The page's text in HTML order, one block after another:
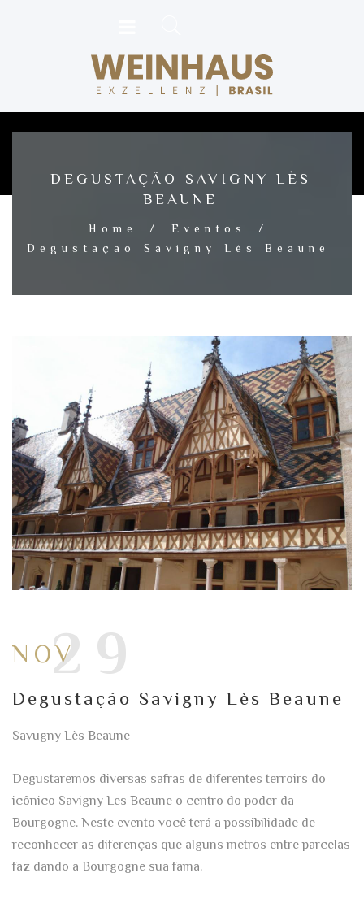
DEGUSTAÇÃO SAVIGNY LÈS
BEAUNE
Home / Eventos
/
Degustação Savigny Lès Beaune
NOV29
Degustação Savigny Lès Beaune
Savugny Lès Beaune
Degustaremos diversas safras de diferentes terroirs do
icônico Savigny Les Beaune o centro do poder da
Bourgogne. Neste evento você terá a possibilidade de
reconhecer as diferenças que alguns metros entre parcelas
faz dando a Bourgogne sua fama.